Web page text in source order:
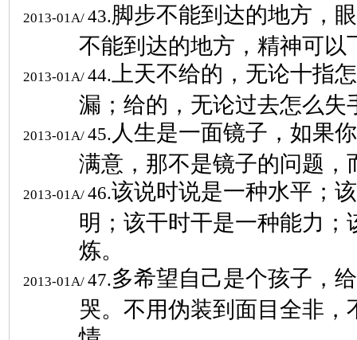
2013-01A/ 43.脚步不能到达的地方，
不能到达的地方，精神可以
2013-01A/ 44. 上天不给的，无论十指
漏；给的，无论过去怎么失
2013-01A/ 45. 人生是一面镜子，如果
满意，那不是镜子的问题，
2013-01A/ 46.该说时说是一种水平；
明；该干时干是一种能力；
炼。
2013-01A/ 47.多希望自己是个孩子，
哭。不用伪装到面目全非，